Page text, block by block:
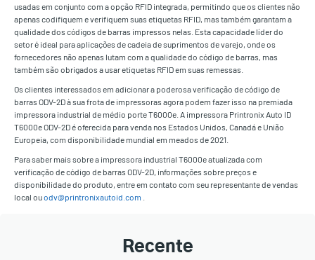
usadas em conjunto com a opção RFID integrada, permitindo que os clientes não
apenas codifiquem e verifiquem suas etiquetas RFID, mas também garantam a
qualidade dos códigos de barras impressos nelas. Esta capacidade líder do
setor é ideal para aplicações de cadeia de suprimentos de varejo, onde os
fornecedores não apenas lutam com a qualidade do código de barras, mas
também são obrigados a usar etiquetas RFID em suas remessas.
Os clientes interessados em adicionar a poderosa verificação de código de
barras ODV-2D à sua frota de impressoras agora podem fazer isso na premiada
impressora industrial de médio porte T6000e. A impressora Printronix Auto ID
T6000e ODV-2D é oferecida para venda nos Estados Unidos, Canadá e União
Europeia, com disponibilidade mundial em meados de 2021.
Para saber mais sobre a impressora industrial T6000e atualizada com
verificação de código de barras ODV-2D, informações sobre preços e
disponibilidade do produto, entre em contato com seu representante de vendas
local ouodv@printronixautoid.com
Recente